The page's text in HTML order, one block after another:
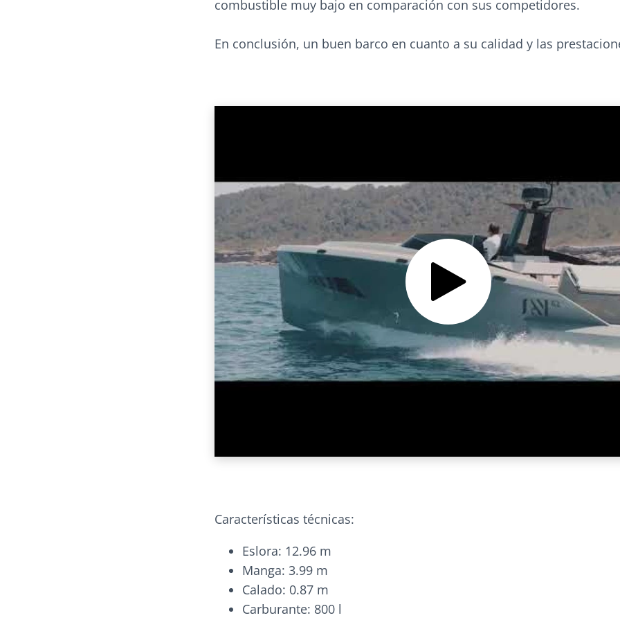
combustible muy bajo en comparación con sus competidores.
En conclusión, un buen barco en cuanto a su calidad y las
Características técnicas:
Eslora: 12.96 m
Manga: 3.99 m
Calado: 0.87 m
Carburante: 800 l